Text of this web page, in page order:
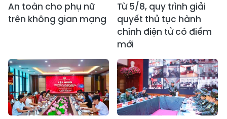
An toàn cho phụ nữ
trên không gian mạng
Từ 5/8, quy trình giải
quyết thủ tục hành
chính điện tử có điểm
mới